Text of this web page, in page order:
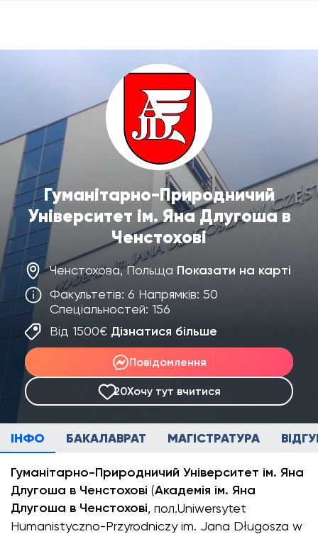
Гуманітарно-Природничий
Університет ім. Яна Длугоша в
Ченстохові
Ченстохова, Польща Показати на карті
Факультетів: 6 Напрямків: 50
Спеціальностей: 156
Від 1500€ Дізнатися більше
Повідомлення
20Хочу тут вчитися
ІНФО БАКАЛАВРАТ МАГІСТРАТУРА
Гуманітарно-Природничий Університет ім. Яна
Длугоша в Ченстохові (Академія ім. Яна
Длугоша в Ченстохові, пол.Uniwersytet
Humanistyczno-Przyrodniczy im. Jana Długosza w